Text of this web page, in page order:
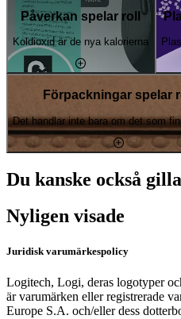
Påverkan spelar roll
Koldioxid är de nya kalorierna
Förpackningar spelar
Det handlar inte bara om det som
Du kanske också
Nyligen visade
Juridisk varumärkespolicy
Logitech, Logi, deras logotyper
är varumärken eller registrerade
Europe S.A. och/eller dess